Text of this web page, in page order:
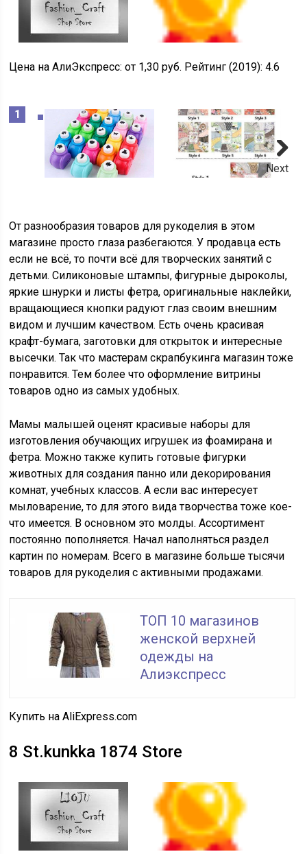
Цена на АлиЭкспресс:от 1,30 руб. Рейтинг (2019):4.6
Next
От разнообразия товаров для рукоделия в этом
магазине просто глаза разбегаются. У продавца есть
если не всё, то почти всё для творческих занятий с
детьми. Силиконовые штампы, фигурные дыроколы,
яркие шнурки и листы фетра, оригинальные наклейки,
вращающиеся кнопки радуют глаз своим внешним
видом и лучшим качеством. Есть очень красивая
крафт-бумага, заготовки для открыток и интересные
высечки. Так что мастерам скрапбукинга магазин тоже
понравится. Тем более что оформление витрины
товаров одно из самых удобных.
Мамы малышей оценят красивые наборы для
изготовления обучающих игрушек из фоамирана и
фетра. Можно также купить готовые фигурки
животных для создания панно или декорирования
комнат, учебных классов. А если вас интересует
мыловарение, то для этого вида творчества тоже кое-
что имеется. В основном это молды. Ассортимент
постоянно пополняется. Начал наполняться раздел
картин по номерам. Всего в магазине больше тысячи
товаров для рукоделия с активными продажами.
ТОП 10 магазинов
женской верхней
одежды на
Алиэкспресс
Купить на AliExpress.com
8 St.kunkka 1874 Store